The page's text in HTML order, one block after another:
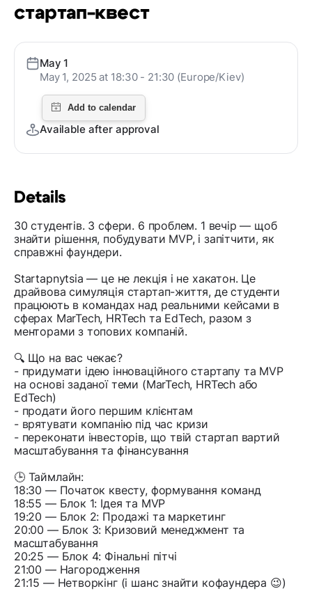
Details
30 студентів. 3 сфери. 6 проблем. 1 вечір — щоб
знайти рішення, побудувати MVP, і запітчити, як
справжні фаундери.
Startapnytsia — це не лекція і не хакатон. Це
драйвова симуляція стартап-життя, де студенти
працюють в командах над реальними кейсами в
сферах MarTech, HRTech та EdTech, разом з
менторами з топових компаній.
🔍 Що на вас чекає?
- придумати ідею інноваційного стартапу та MVP
на основі заданої теми (MarTech, HRTech або
EdTech)
- продати його першим клієнтам
- врятувати компанію під час кризи
- переконати інвесторів, що твій стартап вартий
масштабування та фінансування
🕒 Таймлайн:
18:30 — Початок квесту, формування команд
18:55 — Блок 1: Ідея та MVP
19:20 — Блок 2: Продажі та маркетинг
20:00 — Блок 3: Кризовий менеджмент та
масштабування
20:25 — Блок 4: Фінальні пітчі
21:00 — Нагородження
21:15 — Нетворкінг (і шанс знайти кофаундера 😉)
стартап-квест
May 1
May 1, 2025 at 18:30 - 21:30 (Europe/Kiev)
Available after approval